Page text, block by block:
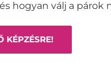
hogyan válj a
KÉPZÉSRE!